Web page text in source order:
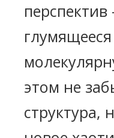
этом не
структура,